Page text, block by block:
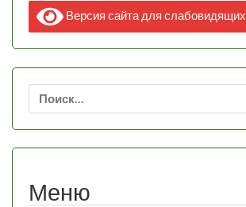
Версия сайта для слабовидящих
Найти:
Меню